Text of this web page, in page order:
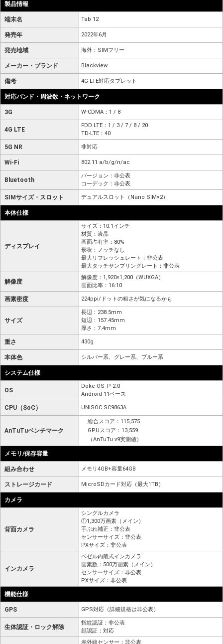
製品情報
端末名 Tab 12
発売年 2022年6月
発売地域 海外：SIMフリー
メーカー・ブランド Blackview
備考 4G LTE対応タブレット
対応バンド・周波数・ネットワーク
3G W-CDMA：1 / 8
4G LTE
FDD LTE：1 / 3 / 7 / 8 / 20
TD-LTE：40
5G NR 非対応
Wi-Fi 802.11 a/b/g/n/ac
Bluetooth
バージョン：非公表
コーデック：非公表
SIMサイズ・スロット デュアルスロット（Nano SIM×2）
本体仕様
ディスプレイ
サイズ：10.1インチ
材質：液晶
画面占有率：80%
形状：ノッチなし
最大リフレッシュレート：非公表
最大タッチサンプリングレート：非公表
解像度
解像度：1,920×1,200（WUXGA）
画面比率：16:10
画素密度 224ppi/ドットの粗さが気になるかも
サイズ
長辺：238.5mm
短辺：157.45mm
厚さ：7.4mm
重さ 430g
本体色 シルバー系、グレー系、ブルー系
システム仕様
OS
Doke OS_P 2.0
Android 11ベース
CPU（SoC） UNISOC SC9863A
AnTuTuベンチマーク
総合スコア：115,575
GPUスコア：13,559
（AnTuTu v9実測値）
メモリ/保存容量
組み合わせ メモリ4GB+容量64GB
ストレージカード MicroSDカード対応（最大1TB）
カメラ
背面カメラ
シングルカメラ
①1,300万画素（メイン）
手ぶれ補正：非公表
センサーサイズ：非公表
PXサイズ：非公表
インカメラ
ベゼル内蔵式インカメラ
画素数：500万画素（メイン）
センサーサイズ：非公表
PXサイズ：非公表
機能仕様
GPS GPS対応（詳細規格は非公表）
生体認証・ロック解除
指紋認証：非公表
顔認証：対応
赤外線センサー：非公表